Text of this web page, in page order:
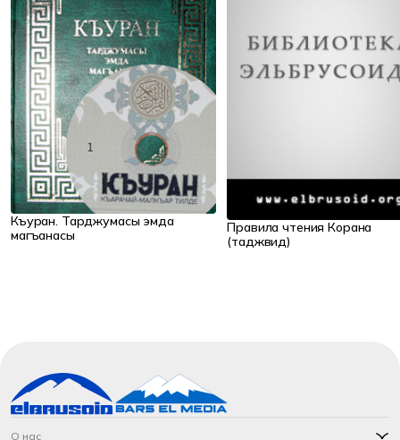
Къуран. Тарджумасы эмда
магъанасы
Правила чтения Корана
(таджвид)
О нас